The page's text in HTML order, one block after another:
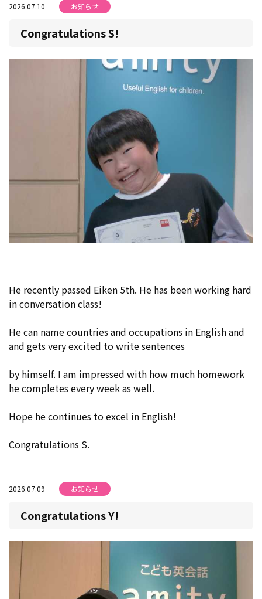
2026.07.10 お知らせ
Congratulations S!
He recently passed Eiken 5th. He has been working hard
in conversation class!
He can name countries and occupations in English and
and gets very excited to write sentences
by himself. I am impressed with how much homework
he completes every week as well.
Hope he continues to excel in English!
Congratulations S.
2026.07.09 お知らせ
Congratulations Y!